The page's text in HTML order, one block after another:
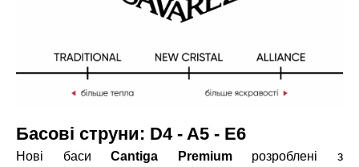
Басові струни: D4 - A5 - E6
Нові басиCantiga Premiumрозроблені з